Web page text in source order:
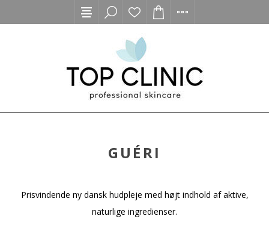
GUÉRI
Prisvindende ny dansk hudpleje med højt indhold af aktive,
naturlige ingredienser.